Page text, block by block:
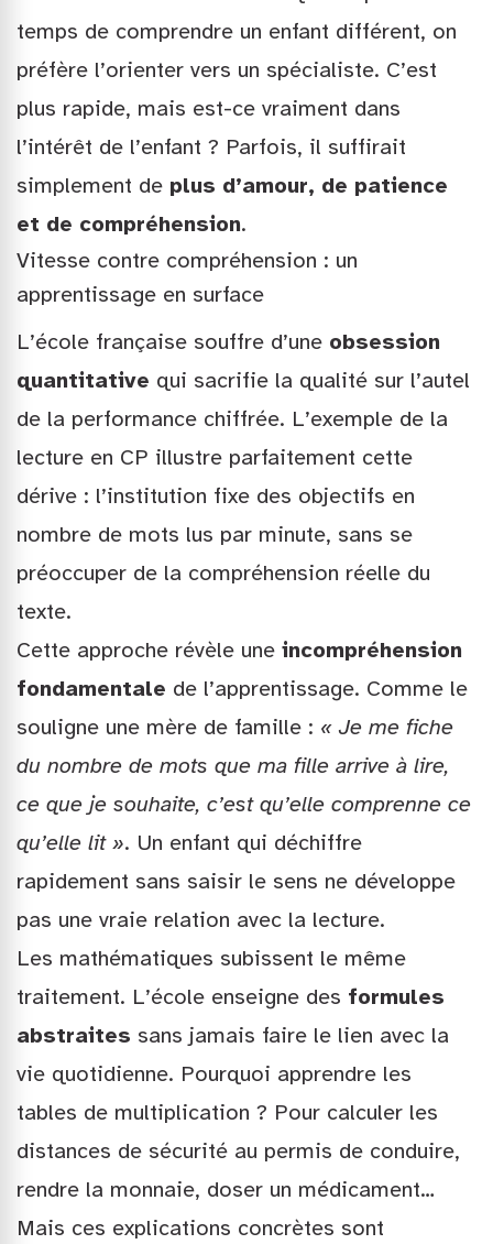
temps de comprendre un enfant différent, on
préfère l’orienter vers un spécialiste. C’est
plus rapide, mais est-ce vraiment dans
l’intérêt de l’enfant ? Parfois, il suffirait
simplement de plus d’amour, de patience
et de compréhension.
Vitesse contre compréhension : un
apprentissage en surface
L’école française souffre d’une obsession
quantitative qui sacrifie la qualité sur l’autel
de la performance chiffrée. L’exemple de la
lecture en CP illustre parfaitement cette
dérive : l’institution fixe des objectifs en
nombre de mots lus par minute, sans se
préoccuper de la compréhension réelle du
texte.
Cette approche révèle une incompréhension
fondamentale de l’apprentissage. Comme le
souligne une mère de famille : « Je me fiche
du nombre de mots que ma fille arrive à lire,
ce que je souhaite, c’est qu’elle comprenne ce
qu’elle lit ». Un enfant qui déchiffre
rapidement sans saisir le sens ne développe
pas une vraie relation avec la lecture.
Les mathématiques subissent le même
traitement. L’école enseigne des formules
abstraites sans jamais faire le lien avec la
vie quotidienne. Pourquoi apprendre les
tables de multiplication ? Pour calculer les
distances de sécurité au permis de conduire,
rendre la monnaie, doser un médicament…
Mais ces explications concrètes sont